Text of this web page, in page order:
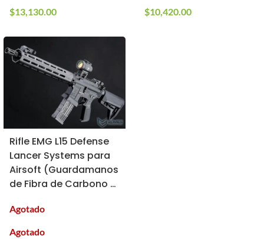
$13,130.00 $10,420.00
Rifle EMG L15 Defense
Lancer Systems para
Airsoft (Guardamanos
de Fibra de Carbono /
Agotado
Agotado